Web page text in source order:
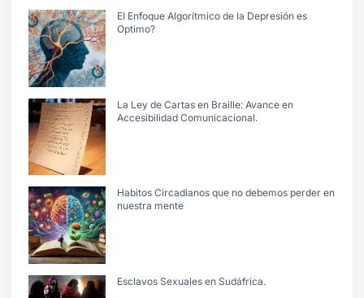
El Enfoque Algorítmico de la Depresión es
Optimo?
La Ley de Cartas en Braille: Avance en
Accesibilidad Comunicacional.
Habitos Circadianos que no debemos perder en
nuestra mente
Esclavos Sexuales en Sudáfrica.